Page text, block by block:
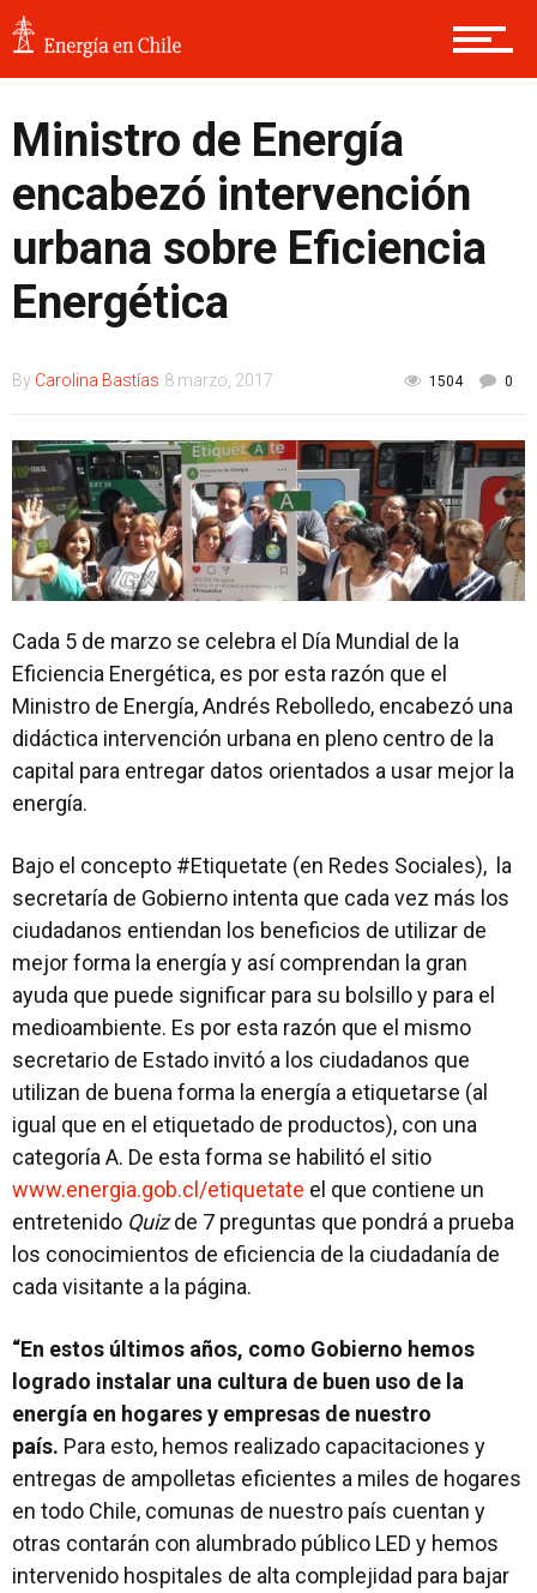
Ministro de Energía
encabezó intervención
urbana sobre Eficiencia
Energética
By Carolina Bastías 8 marzo, 2017 1504 0
Cada 5 de marzo se celebra el Día Mundial de la
Eficiencia Energética, es por esta razón que el
Ministro de Energía, Andrés Rebolledo, encabezó una
didáctica intervención urbana en pleno centro de la
capital para entregar datos orientados a usar mejor la
energía.
Bajo el concepto #Etiquetate (en Redes Sociales), la
secretaría de Gobierno intenta que cada vez más los
ciudadanos entiendan los beneficios de utilizar de
mejor forma la energía y así comprendan la gran
ayuda que puede significar para su bolsillo y para el
medioambiente. Es por esta razón que el mismo
secretario de Estado invitó a los ciudadanos que
utilizan de buena forma la energía a etiquetarse (al
igual que en el etiquetado de productos), con una
categoría A. De esta forma se habilitó el sitio
www.energia.gob.cl/etiquetate el que contiene un
entretenido Quizde 7 preguntas que pondrá a prueba
los conocimientos de eficiencia de la ciudadanía de
cada visitante a la página.
“En estos últimos años, como Gobierno hemos
logrado instalar una cultura de buen uso de la
energía en hogares y empresas de nuestro
país. Para esto, hemos realizado capacitaciones y
entregas de ampolletas eficientes a miles de hogares
en todo Chile, comunas de nuestro país cuentan y
otras contarán con alumbrado público LED y hemos
intervenido hospitales de alta complejidad para bajar